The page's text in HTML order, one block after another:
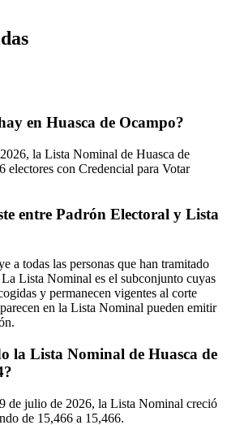
en Huasca de Ocampo?
2026, la Lista Nominal de Huasca de
electores con Credencial para Votar
entre Padrón Electoral y Lista
a todas las personas que han tramitado
Lista Nominal es el subconjunto cuyas
y permanecen vigentes al corte
en la Lista Nominal pueden emitir
la Lista Nominal de Huasca de
9 de julio de 2026, la Lista Nominal creció
de 15,466 a 15,466.